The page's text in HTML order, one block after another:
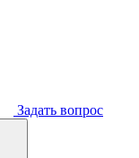
Задать вопрос